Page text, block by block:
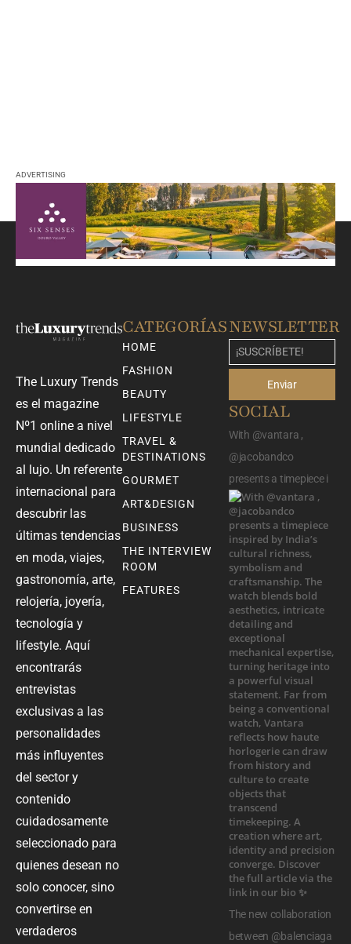
ADVERTISING
The Luxury Trends
es el magazine
Nº1 online a nivel
mundial dedicado
al lujo. Un referente
internacional para
descubrir las
últimas tendencias
en moda, viajes,
gastronomía, arte,
relojería, joyería,
tecnología y
lifestyle. Aquí
encontrarás
entrevistas
exclusivas a las
personalidades
más influyentes
del sector y
contenido
cuidadosamente
seleccionado para
quienes desean no
solo conocer, sino
convertirse en
verdaderos
CATEGORÍAS
HOME
FASHION
BEAUTY
LIFESTYLE
TRAVEL &
DESTINATIONS
GOURMET
ART&DESIGN
BUSINESS
THE INTERVIEW
ROOM
FEATURES
NEWSLETTER
Enviar
SOCIAL
With @vantara ,
@jacobandco
presents a timepiece i
The new collaboration
between @balenciaga